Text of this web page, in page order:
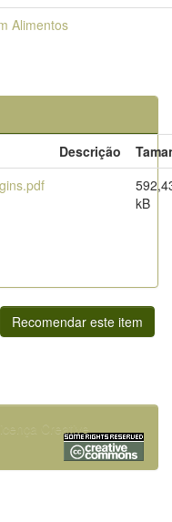
Alimentos
Descrição
kB
Recomendar este item
Licença Creative